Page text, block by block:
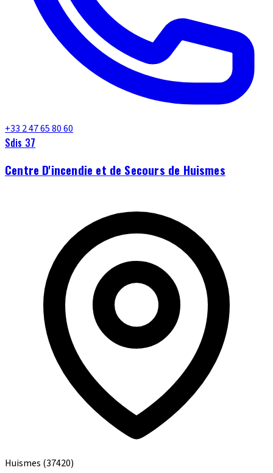
+33 2 47 65 80 60
Sdis 37
Centre D'incendie et de Secours de Huismes
Huismes (37420)